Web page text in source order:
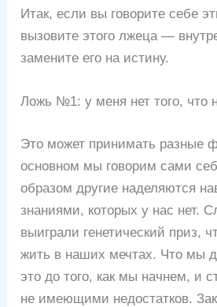
Итак, если вы говорите себе
вызовите этого лжеца —
замените его на истину.
Ложь №1: у меня нет того, что
Это может принимать разные
основном мы говорим сами
образом другие наделяются
знаниями, которых у нас нет.
выиграли генетический приз,
жить в наших мечтах. Что мы
это до того, как мы начнем, и
не имеющими недостатков.